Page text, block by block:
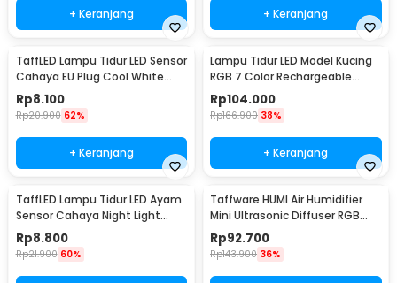
+ Keranjang + Keranjang
TaffLED Lampu Tidur LED Sensor
Cahaya EU Plug Cool White
0.5W 250V - L200
Rp8.100
Rp20.900 62%
+ Keranjang
Lampu Tidur LED Model Kucing
RGB 7 Color Rechargeable
0.4W 5V 1200mAh - LJC-101
Rp104.000
Rp166.900 38%
+ Keranjang
TaffLED Lampu Tidur LED Ayam
Sensor Cahaya Night Light
Warm White 5W - GY01
Rp8.800
Rp21.900 60%
Taffware HUMI Air Humidifier
Mini Ultrasonic Diffuser RGB
500ml Remote - HUMI H14A
Rp92.700
Rp143.900 36%